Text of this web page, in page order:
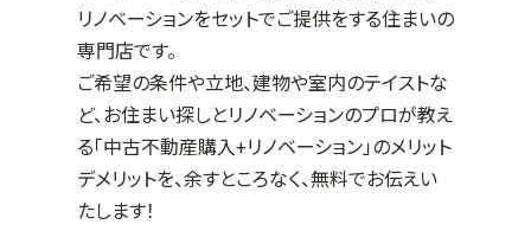
リノベーションをセットでご提供をする住まいの
専門店です。
ご希望の条件や立地、建物や室内のテイストな
ど、お住まい探しとリノベーションのプロが教え
る「中古不動産購入+リノベーション」のメリット
デメリットを、余すところなく、無料でお伝えい
たします！